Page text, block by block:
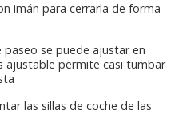
imán para cerrarla de forma
paseo se puede ajustar en
ajustable permite casi tumbar
las sillas de coche de las